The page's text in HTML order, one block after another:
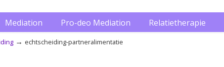
Mediation Pro-deo Mediation Relatietherapie
→ echtscheiding-partneralimentatie